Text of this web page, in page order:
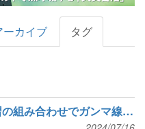
ーカイブ タグ
観測データと機械学習の組み合わせでガンマ線バーストの距離測定精度が大幅向上